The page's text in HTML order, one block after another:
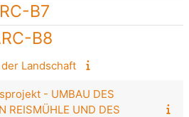
B7
B8
Landschaft
- UMBAU DES
REISMÜHLE UND DES